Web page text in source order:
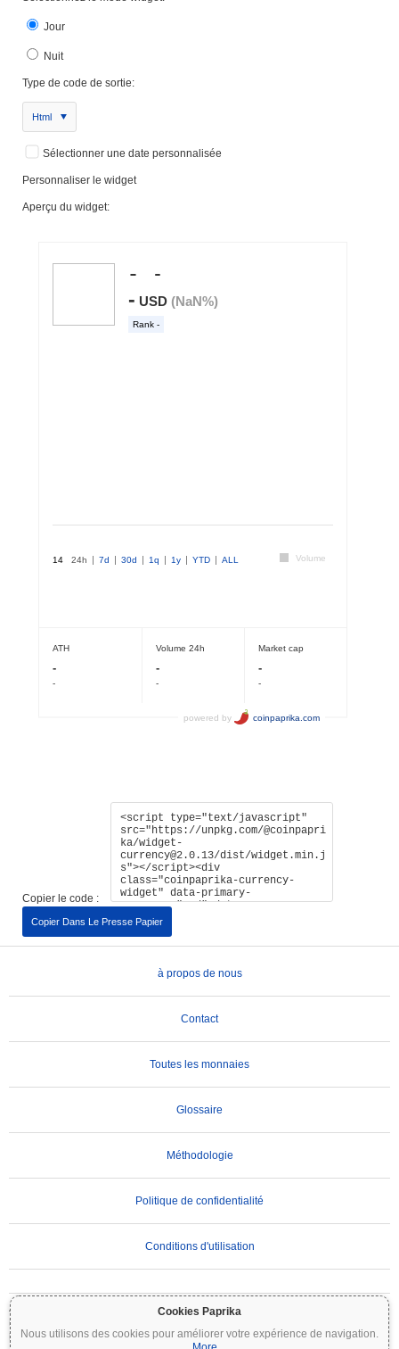
Cookies Paprika
Nous utilisons des cookies pour améliorer votre expérience de navigation.
Jour
Nuit
Type de code de sortie:
Html
Sélectionner une date personnalisée
Personnaliser le widget
Aperçu du widget:
Copier le code :
Copier Dans Le Presse Papier
à propos de nous
Contact
Toutes les monnaies
Glossaire
Méthodologie
Politique de confidentialité
Conditions d'utilisation
AVIS IMPORTANT :
Les cryptomonnaies sont très volatiles et comportent des risques
importants. Vous pouvez perdre une partie ou la totalité de votre investissement. Toutes
les informations sur Coinpaprika sont fournies à titre informatif uniquement et ne